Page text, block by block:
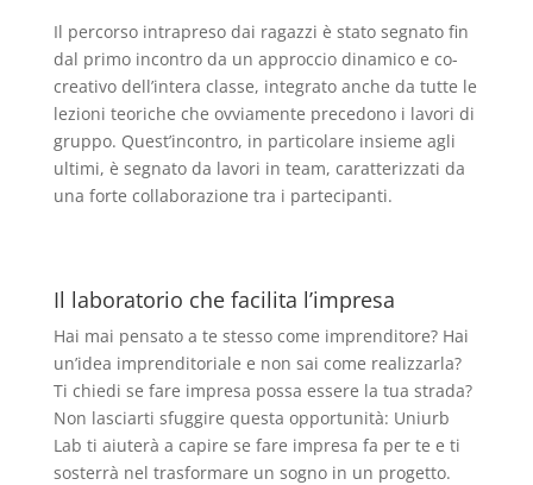
Il percorso intrapreso dai ragazzi è stato segnato fin
dal primo incontro da un approccio dinamico e co-
creativo dell’intera classe, integrato anche da tutte le
lezioni teoriche che ovviamente precedono i lavori di
gruppo. Quest’incontro, in particolare insieme agli
ultimi, è segnato da lavori in team, caratterizzati da
una forte collaborazione tra i partecipanti.
Il laboratorio che facilita l’impresa
Hai mai pensato a te stesso come imprenditore? Hai
un’idea imprenditoriale e non sai come realizzarla?
Ti chiedi se fare impresa possa essere la tua strada?
Non lasciarti sfuggire questa opportunità: Uniurb
Lab ti aiuterà a capire se fare impresa fa per te e ti
sosterrà nel trasformare un sogno in un progetto.